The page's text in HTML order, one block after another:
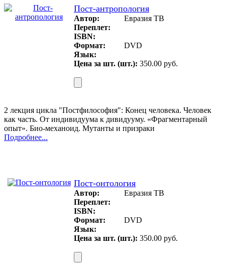
Пост-антропология
Автор:
Евразия ТВ
Переплет:
ISBN:
Формат:
DVD
Язык:
Цена за шт. (шт.): 350.00 руб.
2 лекция цикла "Постфилософия": Конец человека. Человек
как часть. От индивидуума к дивидууму. «Фрагментарный
опыт». Био-механоид. Мутанты и призраки
Подробнее...
Пост-онтология
Автор:
Евразия ТВ
Переплет:
ISBN:
Формат:
DVD
Язык:
Цена за шт. (шт.): 350.00 руб.